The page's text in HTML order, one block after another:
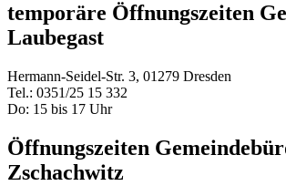
temporäre Öffnungszeiten
Laubegast
Hermann-Seidel-Str. 3, 01279 Dresden
Tel.: 0351/25 15 332
Do: 15 bis 17 Uhr
Öffnungszeiten
Zschachwitz